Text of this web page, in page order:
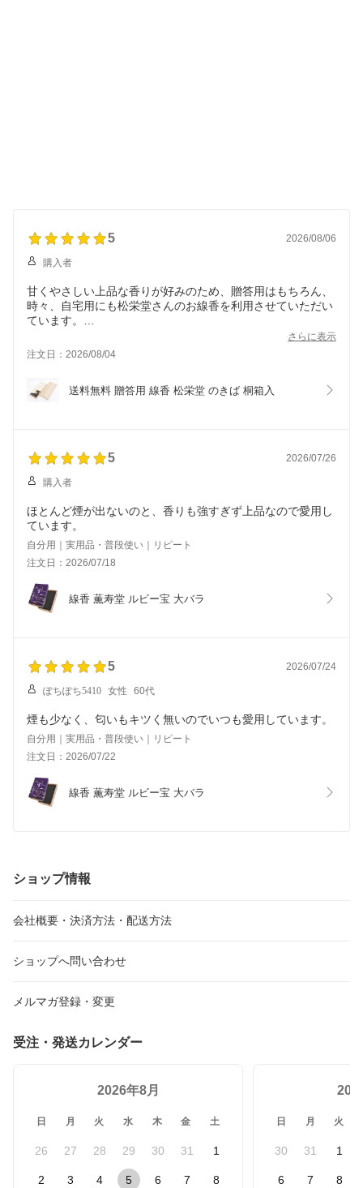
5 2026/08/06
購入者
甘くやさしい上品な香りが好みのため、贈答用はもちろん、
時々、自宅用にも松栄堂さんのお線香を利用させていただい
ています。
今回は、とてもお世話になった方への御供として購入しまし
た。
さらに表示
注文日：2026/08/04
送料無料 贈答用 線香 松栄堂 のきば 桐箱入
5 2026/07/26
購入者
ほとんど煙が出ないのと、香りも強すぎず上品なので愛用し
ています。
自分用｜実用品・普段使い｜リピート
注文日：2026/07/18
線香 薫寿堂 ルビー宝 大バラ
5 2026/07/24
ぽちぽち5410 女性 60代
煙も少なく、匂いもキツく無いのでいつも愛用しています。
自分用｜実用品・普段使い｜リピート
注文日：2026/07/22
線香 薫寿堂 ルビー宝 大バラ
ショップ情報
会社概要・決済方法・配送方法
ショップへ問い合わせ
メルマガ登録・変更
受注・発送カレンダー
2026年8月
日 月 火 水 木 金 土
26 27 28 29 30 31 1
2 3 4 5 6 7 8
日 月 火
30 31 1
6 7 8